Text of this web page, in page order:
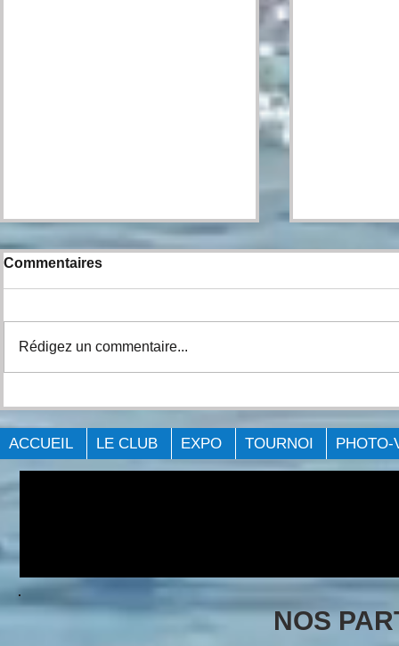
Québec Laval 2023.
GAGNNTS
Commentaires
Rédigez un commentaire...
ACCUEIL LE CLUB EXPO TOURNOI PHOTO-
NOS